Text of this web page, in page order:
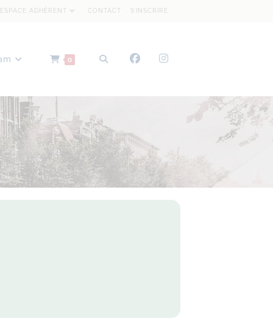
ESPACE ADHÉRENT CONTACT S’INSCRIRE
0